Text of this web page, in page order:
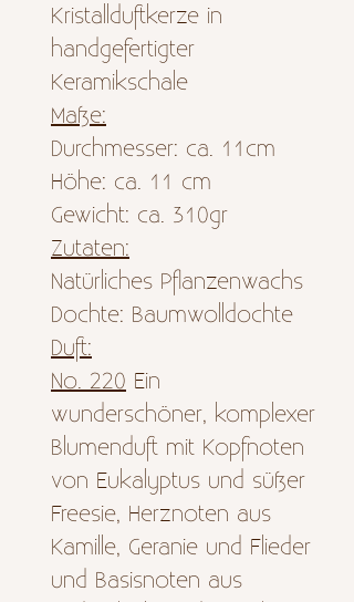
Kristallduftkerze in
handgefertigter
Keramikschale
Maße:
Durchmesser: ca. 11cm
Höhe: ca. 11 cm
Gewicht: ca. 310gr
Zutaten:
Natürliches Pflanzenwachs
Dochte: Baumwolldochte
Duft:
No. 220 Ein
wunderschöner, komplexer
Blumenduft mit Kopfnoten
von Eukalyptus und süßer
Freesie, Herznoten aus
Kamille, Geranie und Flieder
und Basisnoten aus